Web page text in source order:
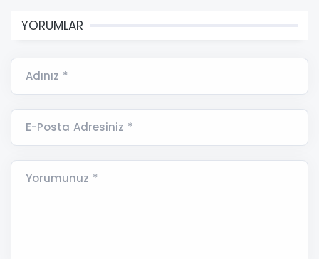
YORUMLAR
Adınız *
E-Posta Adresiniz *
Yorumunuz *